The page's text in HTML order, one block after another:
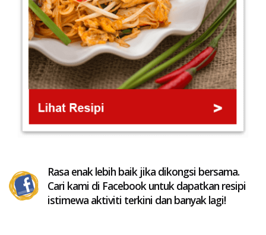
Rasa enak lebih baik jika dikongsi bersama.
Cari kami di Facebook untuk dapatkan resipi
istimewa aktiviti terkini dan banyak lagi!